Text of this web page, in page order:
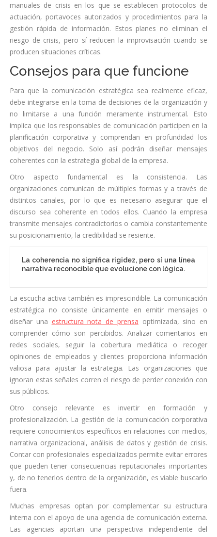
manuales de crisis en los que se establecen protocolos de
actuación, portavoces autorizados y procedimientos para la
gestión rápida de información. Estos planes no eliminan el
riesgo de crisis, pero sí reducen la improvisación cuando se
producen situaciones críticas.
Consejos para que funcione
Para que la comunicación estratégica sea realmente eficaz,
debe integrarse en la toma de decisiones de la organización y
no limitarse a una función meramente instrumental. Esto
implica que los responsables de comunicación participen en la
planificación corporativa y comprendan en profundidad los
objetivos del negocio. Solo así podrán diseñar mensajes
coherentes con la estrategia global de la empresa.
Otro aspecto fundamental es la consistencia. Las
organizaciones comunican de múltiples formas y a través de
distintos canales, por lo que es necesario asegurar que el
discurso sea coherente en todos ellos. Cuando la empresa
transmite mensajes contradictorios o cambia constantemente
su posicionamiento, la credibilidad se resiente.
La coherencia no significa rigidez, pero sí una línea
narrativa reconocible que evolucione con lógica.
La escucha activa también es imprescindible. La comunicación
estratégica no consiste únicamente en emitir mensajes o
diseñar una estructura nota de prensa optimizada, sino en
comprender cómo son percibidos. Analizar comentarios en
redes sociales, seguir la cobertura mediática o recoger
opiniones de empleados y clientes proporciona información
valiosa para ajustar la estrategia. Las organizaciones que
ignoran estas señales corren el riesgo de perder conexión con
sus públicos.
Otro consejo relevante es invertir en formación y
profesionalización. La gestión de la comunicación corporativa
requiere conocimientos específicos en relaciones con medios,
narrativa organizacional, análisis de datos y gestión de crisis.
Contar con profesionales especializados permite evitar errores
que pueden tener consecuencias reputacionales importantes
y, de no tenerlos dentro de la organización, es viable buscarlo
fuera.
Muchas empresas optan por complementar su estructura
interna con el apoyo de una agencia de comunicación externa.
Las agencias aportan una perspectiva independiente del